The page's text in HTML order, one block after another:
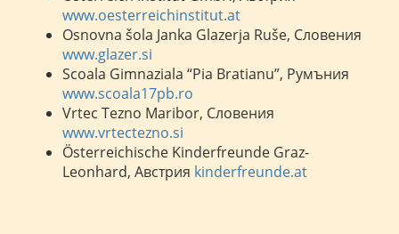
www.oesterreichinstitut.at
Osnovna šola Janka Glazerja Ruše, Словения
www.glazer.si
Scoala Gimnaziala “Pia Bratianu”, Румъния
www.scoala17pb.ro
Vrtec Tezno Maribor, Словения
www.vrtectezno.si
Österreichische Kinderfreunde Graz-
Leonhard, Австрия kinderfreunde.at